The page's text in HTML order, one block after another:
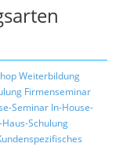
Weiterbildung
Firmenseminar
Seminar In-House-
Haus-Schulung